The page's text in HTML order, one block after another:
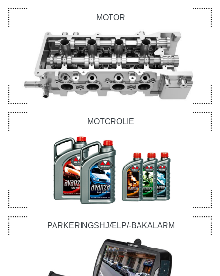
MOTOR
MOTOROLIE
PARKERINGSHJÆLP/-BAKALARM